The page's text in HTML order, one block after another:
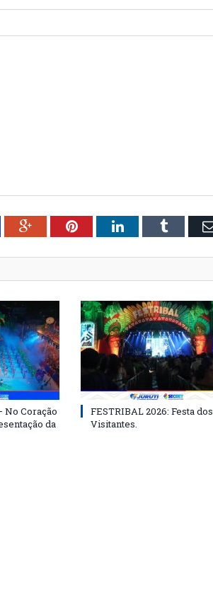
Google+PinterestLinkedInTumblr
No Coração
da
FESTRIBAL 2026: Festa dos
Visitantes.